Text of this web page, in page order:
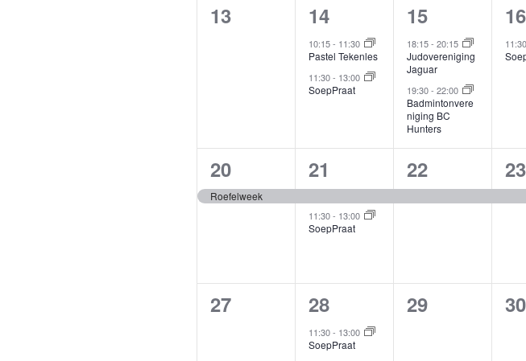
0
evenementen,
13
2
evenementen,
14
10:15- 11:30
Pastel Tekenles
11:30- 13:00
SoepPraat
2
15
18:15- 20:15
Judovereniging
Jaguar
19:30- 22:00
Badmintonvere
niging BC
Hunters
1
16
1
evenement,
20
Roefelweek
2
evenementen,
21
11:30- 13:00
SoepPraat
1
evenement,
22
1
23
0
evenementen,
27
1
evenement,
28
11:30- 13:00
SoepPraat
0
29
0
30